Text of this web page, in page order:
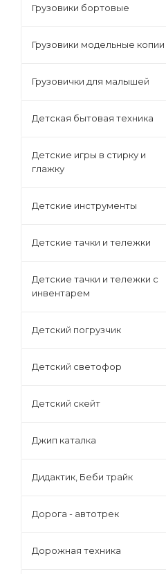
Грузовики бортовые
Грузовики модельные копии
Грузовички для малышей
Детская бытовая техника
Детские игры в стирку и
глажку
Детские инструменты
Детские тачки и тележки
Детские тачки и тележки с
инвентарем
Детский погрузчик
Детский светофор
Детский скейт
Джип каталка
Дидактик, Беби трайк
Дорога - автотрек
Дорожная техника